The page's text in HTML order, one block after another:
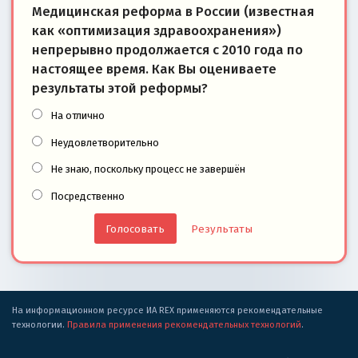
Медицинская реформа в России (известная
как «оптимизация здравоохранения»)
непрерывно продолжается с 2010 года по
настоящее время. Как Вы оцениваете
результаты этой реформы?
На отлично
Неудовлетворительно
Не знаю, поскольку процесс не завершён
Посредственно
Результаты
На информационном ресурсе ИА REX применяются рекомендательные
технологии. Правила применения рекомендательных технологий.